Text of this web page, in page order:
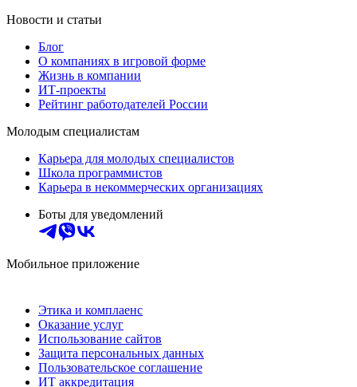
Новости и статьи
Блог
О компаниях в игровой форме
Жизнь в компании
ИТ-проекты
Рейтинг работодателей России
Молодым специалистам
Карьера для молодых специалистов
Школа программистов
Карьера в некоммерческих организациях
Боты для уведомлений
Мобильное приложение
Этика и комплаенс
Оказание услуг
Использование сайтов
Защита персональных данных
Пользовательское соглашение
ИТ аккредитация